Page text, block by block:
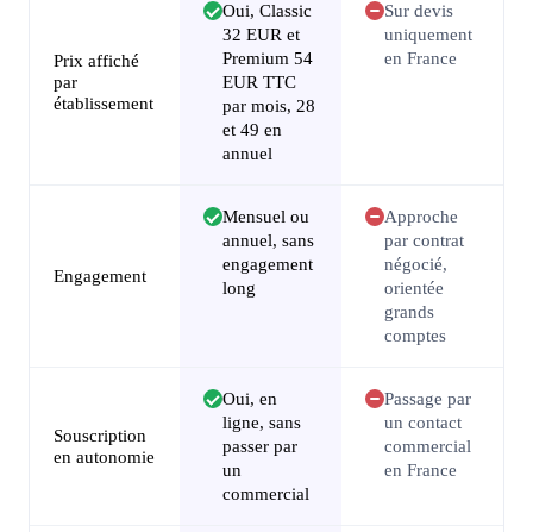
Prix affiché
par
établissement
Oui, Classic
32 EUR et
Premium 54
EUR TTC
par mois, 28
et 49 en
annuel
Sur devis
uniquement
en France
Engagement
Mensuel ou
annuel, sans
engagement
long
Approche
par contrat
négocié,
orientée
grands
comptes
Souscription
en autonomie
Oui, en
ligne, sans
passer par
un
commercial
Passage par
un contact
commercial
en France